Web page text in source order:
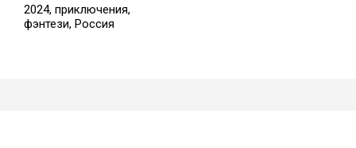
2024, приключения,
фэнтези, Россия